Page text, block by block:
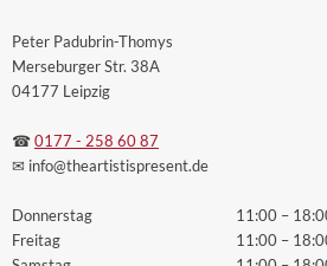
Peter Padubrin-Thomys
Merseburger Str. 38A
04177 Leipzig
☎ 0177 - 258 60 87
✉ info@theartistispresent.de
Donnerstag
Freitag
11:00 –
11:00 –